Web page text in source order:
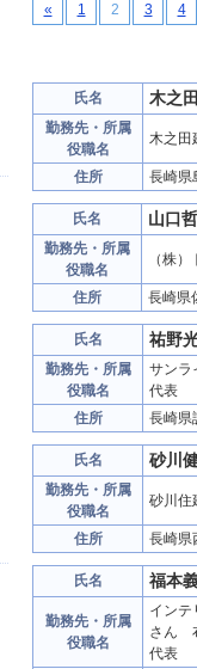
« 1 2 3 4
氏名 木之
勤務先・所属
役職名
木之田
住所 長崎
氏名 山口
勤務先・所属
役職名
（株
住所 長崎県
氏名 祐野
勤務先・所属
役職名
サンラ
代表
住所
長崎
氏名 砂川
勤務先・所属
役職名
砂川住
住所 長崎
氏名 福本
勤務先・所属
役職名
イン
さん
代表